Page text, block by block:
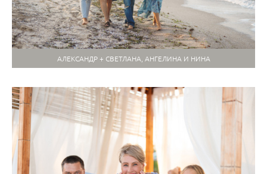
АЛЕКСАНДР + СВЕТЛАНА, АНГЕЛИНА И НИНА